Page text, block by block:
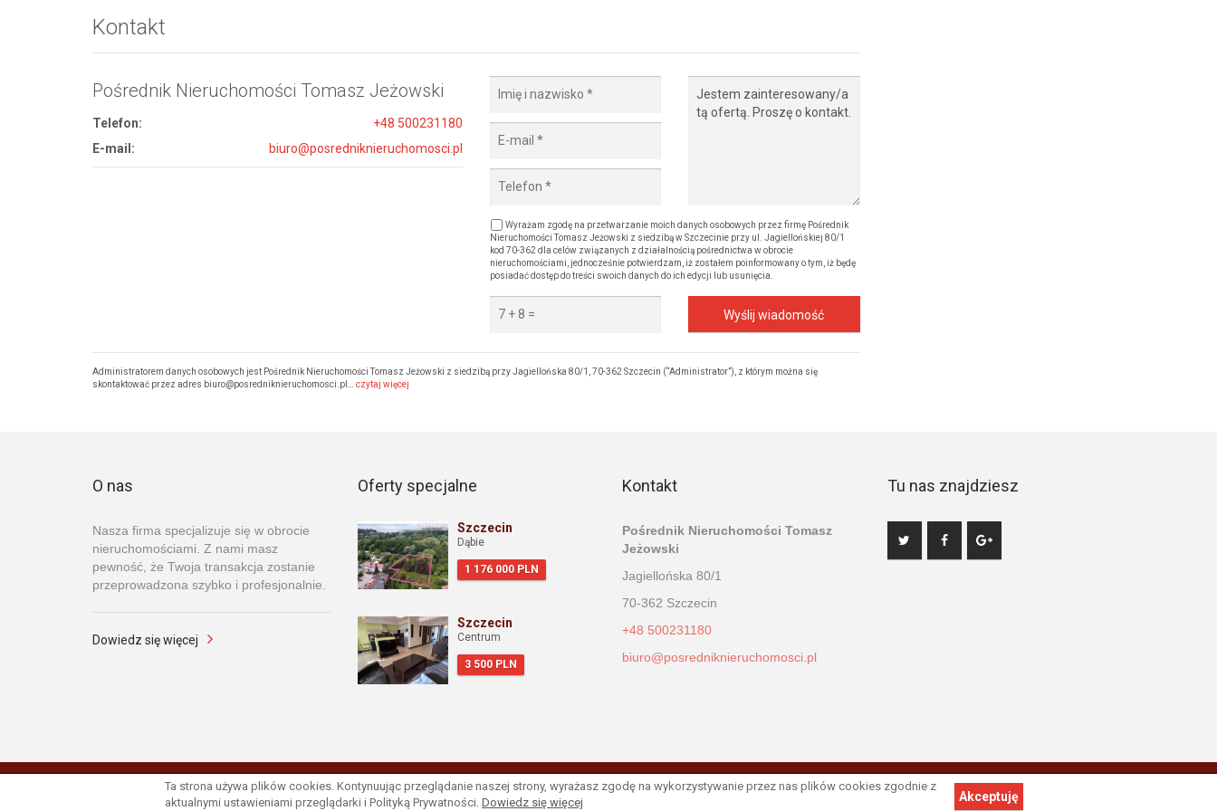
Kontakt
Pośrednik Nieruchomości Tomasz Jeżowski
Telefon:
+48 500231180
E-mail:
biuro@posredniknieruchomosci.pl
Wyrażam zgodę na przetwarzanie moich danych osobowych przez firmę Pośrednik
Nieruchomości Tomasz Jeżowski z siedzibą w Szczecinie przy ul. Jagiellońskiej 80/1
kod 70-362 dla celów związanych z działalnością pośrednictwa w obrocie
nieruchomościami, jednocześnie potwierdzam, iż zostałem poinformowany o tym, iż będę
posiadać dostęp do treści swoich danych do ich edycji lub usunięcia.
Wyślij wiadomość
Administratorem danych osobowych jest Pośrednik Nieruchomości Tomasz Jeżowski z siedzibą przy Jagiellońska 80/1, 70-362 Szczecin (“Administrator”), z którym można się
skontaktować przez adres biuro@posredniknieruchomosci.pl… czytaj więcej
O nas
Nasza firma specjalizuje się w obrocie
nieruchomościami. Z nami masz
pewność, że Twoja transakcja zostanie
przeprowadzona szybko i profesjonalnie.
Dowiedz się więcej
Oferty specjalne
Szczecin
Dąbie
1 176 000 PLN
Szczecin
Centrum
3 500 PLN
Kontakt
Pośrednik Nieruchomości Tomasz
Jeżowski
Jagiellońska 80/1
70-362 Szczecin
+48 500231180
biuro@posredniknieruchomosci.pl
Tu nas znajdziesz
© 2026 Wszystkie prawa zastrzeżone | Program dla biur nieruchomości - asaricrm.com Powrót na górę strony
Ta strona używa plików cookies. Kontynuując przeglądanie naszej strony, wyrażasz zgodę na wykorzystywanie przez nas plików cookies zgodnie z
aktualnymi ustawieniami przeglądarki i Polityką Prywatności. Dowiedz się więcej Akceptuję